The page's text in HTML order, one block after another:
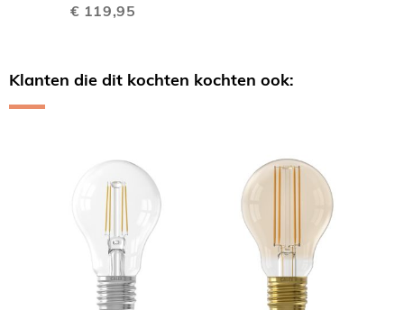
€ 119,95
Klanten die dit kochten kochten ook: